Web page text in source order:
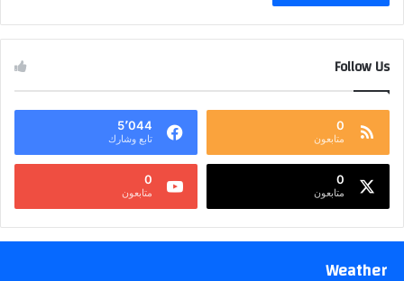
Follow Us
0
متابعون
5٬044
تابع وشارك
0
متابعون
0
متابعون
Weather